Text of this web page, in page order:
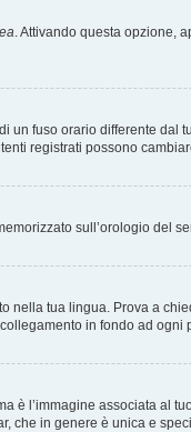
. Attivando questa opzione,
un fuso orario differente
registrati possono
sull’orologio del
nella tua lingua. Prova a
in fondo ad ogni
l’immagine associata al
che in genere è unica e